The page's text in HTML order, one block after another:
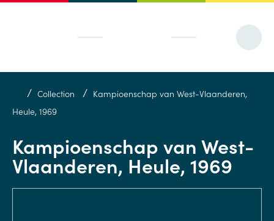
/ Collection / Kampioenschap van West-Vlaanderen,
Heule, 1969
Kampioenschap van West-
Vlaanderen, Heule, 1969